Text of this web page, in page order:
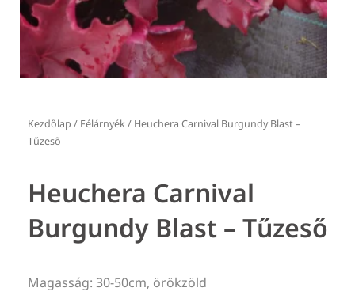
Kezdőlap / Félárnyék/ Heuchera Carnival Burgundy Blast –
Tűzeső
Heuchera Carnival
Burgundy Blast – Tűzeső
Magasság: 30-50cm, örökzöld